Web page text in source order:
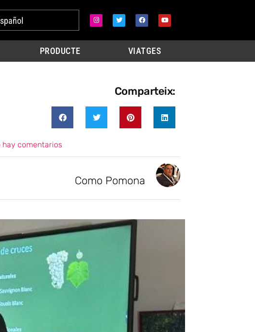
PRODUCTE VIATGES
Comparteix:
hay comentarios
Como Pomona